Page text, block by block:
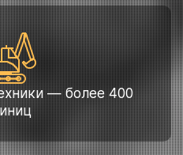
— более 400